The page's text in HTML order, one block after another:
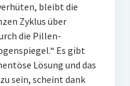
bleibt die
Zyklus über
die Pillen-
Es gibt
Lösung und das
sein, scheint dank